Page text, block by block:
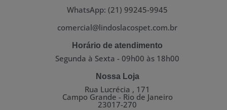
WhatsApp: (21) 99245-9945
comercial@lindoslacospet.com.br
Horário de atendimento
Segunda à Sexta - 09h00 às 18h00
Nossa Loja
Rua Lucrécia , 171
Campo Grande - Rio de Janeiro
23017-270